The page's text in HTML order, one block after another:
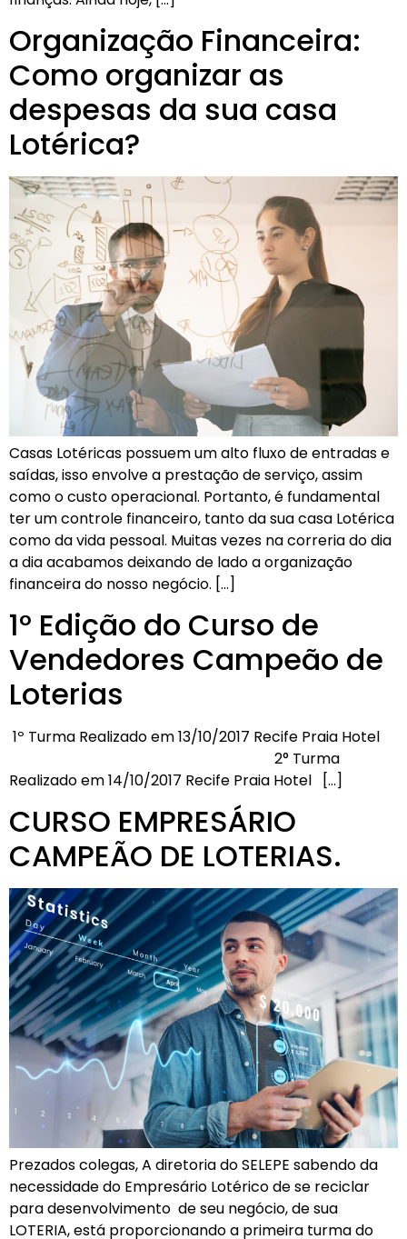
Organização Financeira:
Como organizar as
despesas da sua casa
Lotérica?
Casas Lotéricas possuem um alto fluxo de entradas e
saídas, isso envolve a prestação de serviço, assim
como o custo operacional. Portanto, é fundamental
ter um controle financeiro, tanto da sua casa Lotérica
como da vida pessoal. Muitas vezes na correria do dia
a dia acabamos deixando de lado a organização
financeira do nosso negócio. […]
1° Edição do Curso de
Vendedores Campeão de
Loterias
1º Turma Realizado em 13/10/2017 Recife Praia Hotel
2° Turma
Realizado em 14/10/2017 Recife Praia Hotel […]
CURSO EMPRESÁRIO
CAMPEÃO DE LOTERIAS.
Prezados colegas, A diretoria do SELEPE sabendo da
necessidade do Empresário Lotérico de se reciclar
para desenvolvimento de seu negócio, de sua
LOTERIA, está proporcionando a primeira turma do